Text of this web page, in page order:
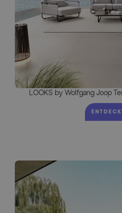
LOOKS by Wolfgang Joop